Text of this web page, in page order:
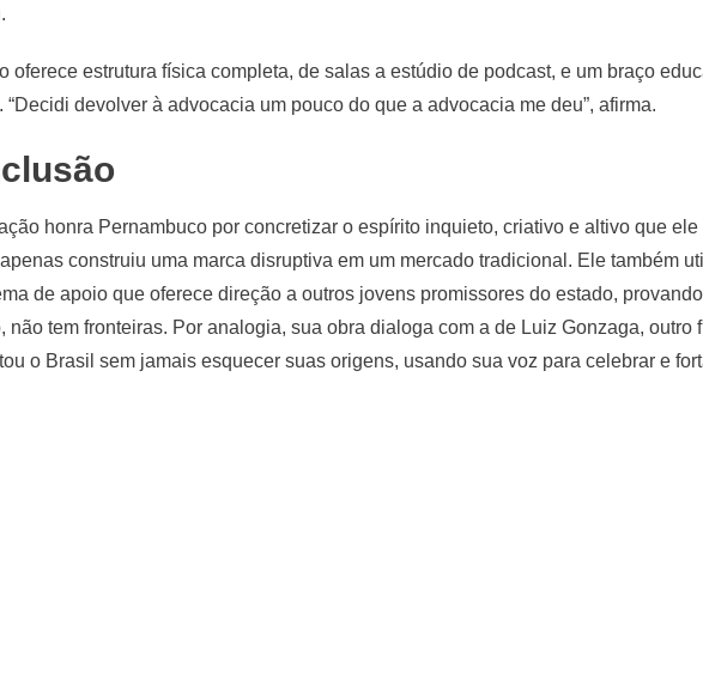
oferece estrutura física completa, de salas a estúdio de podcast, e um braço
“Decidi devolver à advocacia um pouco do que a advocacia me deu”, afirma.
honra Pernambuco por concretizar o espírito inquieto, criativo e altivo que
construiu uma marca disruptiva em um mercado tradicional. Ele também
de apoio que oferece direção a outros jovens promissores do estado,
não tem fronteiras. Por analogia, sua obra dialoga com a de Luiz Gonzaga, outro
o Brasil sem jamais esquecer suas origens, usando sua voz para celebrar e